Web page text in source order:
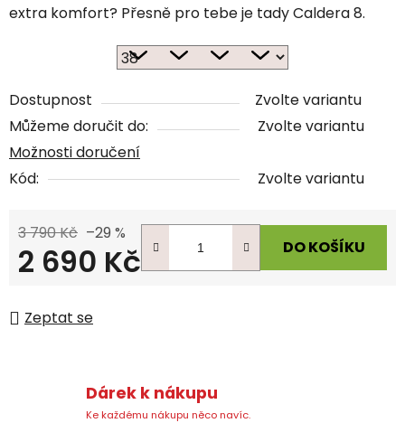
extra komfort? Přesně pro tebe je tady Caldera 8.
Dostupnost
Zvolte variantu
Můžeme doručit do:
Zvolte variantu
Možnosti doručení
Kód:
Zvolte variantu
3 790 Kč –29 %
2 690 Kč DO KOŠÍKU
Zeptat se
Dárek k nákupu
Ke každému nákupu něco navíc.